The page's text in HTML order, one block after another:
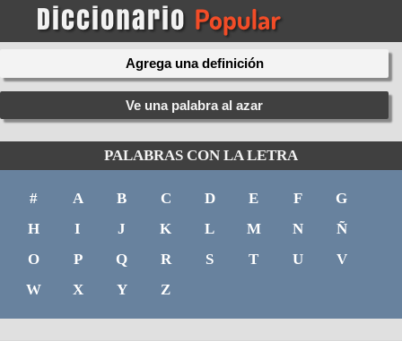
Agrega una definición
Ve una palabra al azar
PALABRAS CON LA LETRA
# A B C D E F
G
H
I J K L M N
Ñ
O
P Q R S T U
V
W
X Y Z